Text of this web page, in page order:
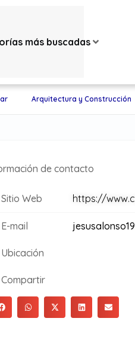
más buscadas
Arquitectura y Construcción
de contacto
Sitio Web https://
E-mail
Ubicación
Compartir